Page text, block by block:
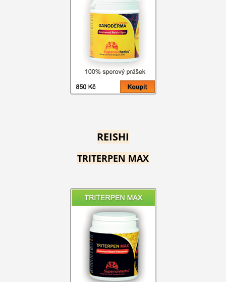
REISHI
TRITERPEN MAX